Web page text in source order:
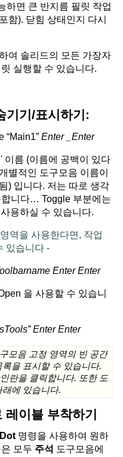
하면 큰 반지름 필릿 작업
함). 닫힘 상태인지 다시
여 솔리드의 모든 가장자
실행할 수 있습니다.
기기/표시하기:
“Main1” Enter _Enter
이름 (이름에 공백이 있다
별적인 도구모음 이름이
) 입니다. 저는 따로 생각
니다… Toggle 부분에는
용하실 수 있습니다.
역을 사용한다면, 작업
있습니다 -
Enter Enter
을 사용할 수 있습니
Enter Enter
모음 고정 영역의 빈 공간
을 표시할 수 있습니다.
란을 클릭합니다. 또한 도
에 있습니다.
이블 부착하기
Dot명령을 사용하여 원하
모두 주석 도구모음에